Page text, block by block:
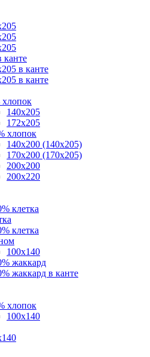
канте
в канте
в канте
хлопок
140x205
172х205
хлопок
140x200 (140х205)
170x200 (170х205)
200х200
200х220
клетка
клетка
100x140
жаккард
жаккард в канте
хлопок
100x140